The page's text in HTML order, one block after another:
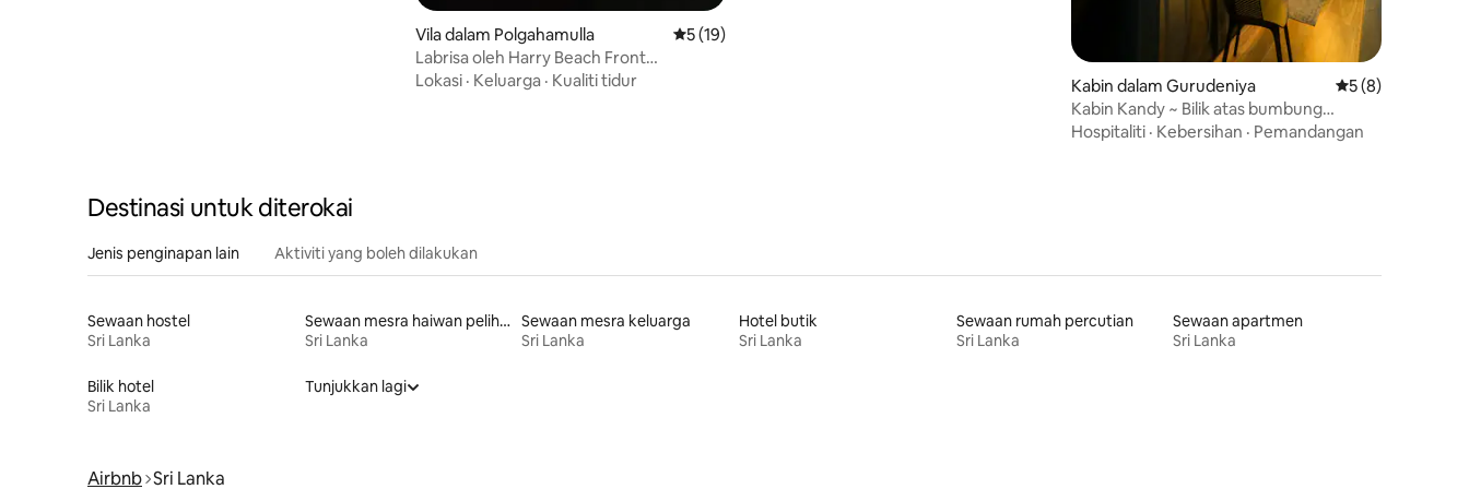
Vila dalam Polgahamulla Penarafan purata 5 daripada 5, 19 ulasan
5 (19)
Labrisa oleh Harry Beach Front
Villa|Turtle Retreat
Lokasi · Keluarga · Kualiti tidur Kabin dalam Gurudeniya Penarafan purata
5 (8)
Kabin Kandy ~ Bilik atas bumbung
persendirian
Hospitaliti · Kebersihan · Pemandangan
Destinasi untuk diterokai
Jenis penginapan lain Aktiviti yang boleh dilakukan
Sewaan hostel
Sri Lanka
Sewaan mesra haiwan peliharaan
Sri Lanka
Sewaan mesra keluarga
Sri Lanka
Hotel butik
Sri Lanka
Sewaan rumah percutian
Sri Lanka
Sewaan apartmen
Sri Lanka
Bilik hotel
Sri Lanka
Tunjukkan lagi
Airbnb Sri Lanka